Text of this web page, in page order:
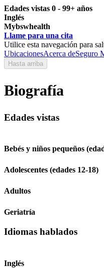
Edades vistas 0 - 99+ años
Inglés
Mybswhealth
Llame para una cita
Utilice esta navegación para
UbicacionesAcerca deSeguro
Hasta arriba
Biografía
Edades vistas
Bebés y niños pequeños
Adolescentes (edades 12-18)
Adultos
Geriatría
Idiomas hablados
Inglés